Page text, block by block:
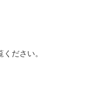
ください。